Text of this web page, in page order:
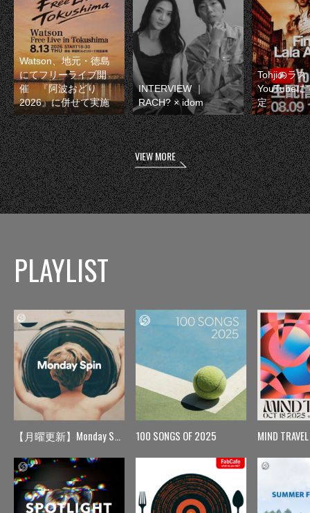
Watson、地元・徳島
にてフリーライブ開
催 『阿波おどり
2026』に併せて実施
INTERVIEW ｜
RACH? × idom
Tohjiのラス
YouTubeに
定
VIEW MORE
PLAYLIST
【月曜更新】Monday Spin 100 SONGS OF 2025 MIND TRAVEL